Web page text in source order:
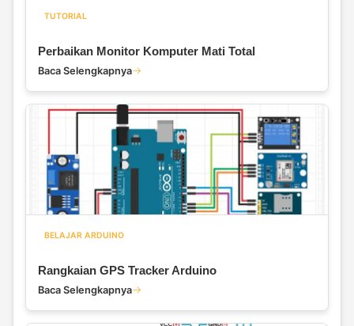
TUTORIAL
Perbaikan Monitor Komputer Mati Total
Baca Selengkapnya
BELAJAR ARDUINO
Rangkaian GPS Tracker Arduino
Baca Selengkapnya